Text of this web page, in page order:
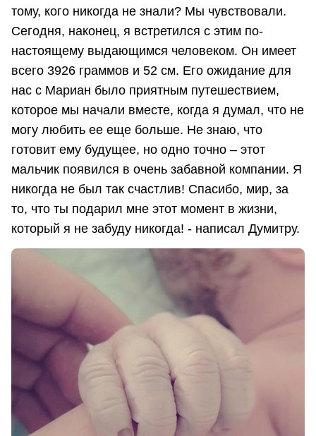
тому, кого никогда не знали? Мы чувствовали.
Сегодня, наконец, я встретился с этим по-
настоящему выдающимся человеком. Он имеет
всего 3926 граммов и 52 см. Его ожидание для
нас с Мариан было приятным путешествием,
которое мы начали вместе, когда я думал, что не
могу любить ее еще больше. Не знаю, что
готовит ему будущее, но одно точно – этот
мальчик появился в очень забавной компании. Я
никогда не был так счастлив! Спасибо, мир, за
то, что ты подарил мне этот момент в жизни,
который я не забуду никогда! - написал Думитру.